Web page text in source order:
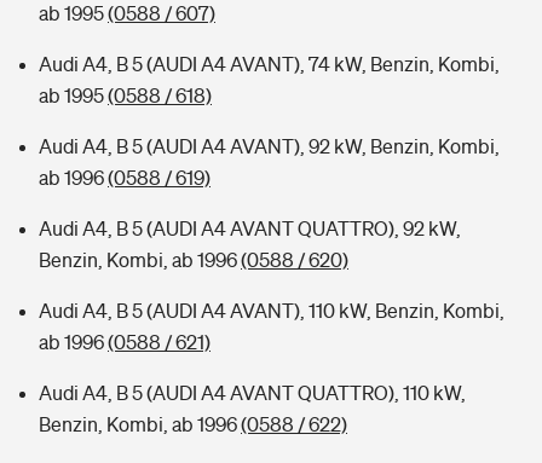
ab 1995(0588 / 607)
Audi A4, B 5 (AUDI A4 AVANT), 74 kW, Benzin, Kombi,
ab 1995(0588 / 618)
Audi A4, B 5 (AUDI A4 AVANT), 92 kW, Benzin, Kombi,
ab 1996(0588 / 619)
Audi A4, B 5 (AUDI A4 AVANT QUATTRO), 92 kW,
Benzin, Kombi, ab 1996(0588 / 620)
Audi A4, B 5 (AUDI A4 AVANT), 110 kW, Benzin, Kombi,
ab 1996(0588 / 621)
Audi A4, B 5 (AUDI A4 AVANT QUATTRO), 110 kW,
Benzin, Kombi, ab 1996(0588 / 622)